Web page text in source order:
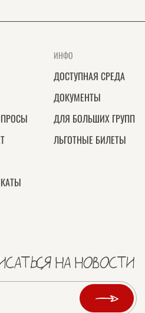
ИНФО
ДОСТУПНАЯ СРЕДА
ДОКУМЕНТЫ
ДЛЯ БОЛЬШИХ ГРУПП
ЛЬГОТНЫЕ БИЛЕТЫ
НА НОВОСТИ